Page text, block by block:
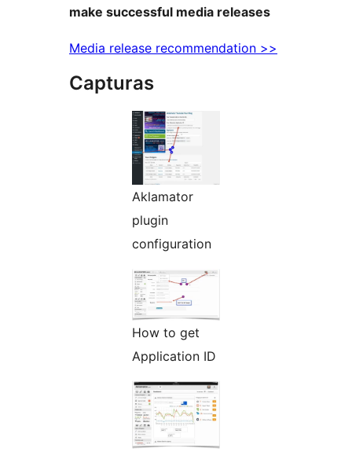
make successful media releases
Media release recommendation >>
Capturas
Aklamator
plugin
configuration
How to get
Application ID